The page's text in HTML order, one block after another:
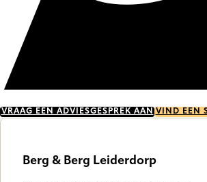
VRAAG EEN ADVIESGESPREK AAN VIND EEN
Berg & Berg Leiderdorp